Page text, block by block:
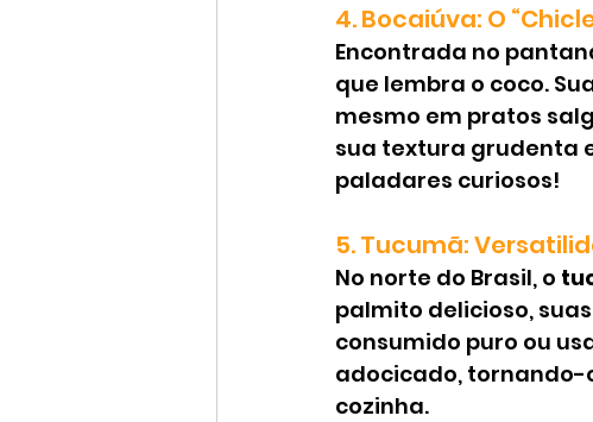
4. Bocaiúva: O
Encontrada no
que lembra o coco.
mesmo em pratos
sua textura grudenta
paladares curiosos!
5. Tucumã:
No norte do Brasil, o
palmito delicioso,
consumido puro ou
adocicado, tornando-
cozinha.